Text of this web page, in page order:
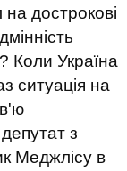
дострокові
Коли Україна
ситуація на
з
Меджлісу в